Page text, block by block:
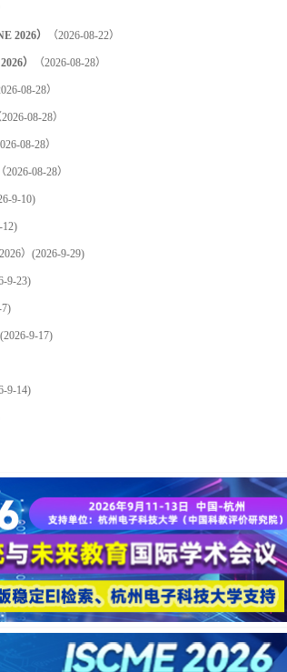
2026） （2026-08-22）
） （2026-08-28）
08-28）
2026-08-28）
08-28）
（2026-08-28）
9-10)
12)
） (2026-9-29)
9-23)
7)
(2026-9-17)
9-14)